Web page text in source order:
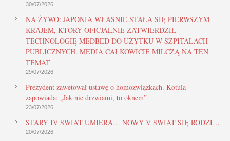
30/07/2026
NA ŻYWO: JAPONIA WŁAŚNIE STAŁA SIĘ PIERWSZYM
KRAJEM, KTÓRY OFICJALNIE ZATWIERDZIŁ
TECHNOLOGIĘ MEDBED DO UŻYTKU W SZPITALACH
PUBLICZNYCH. MEDIA CAŁKOWICIE MILCZĄ NA TEN
TEMAT
29/07/2026
Prezydent zawetował ustawę o homozwiązkach. Kotula
zapowiada: „Jak nie drzwiami, to oknem”
23/07/2026
STARY IV ŚWIAT UMIERA… NOWY V ŚWIAT SIĘ RODZI…
20/07/2026